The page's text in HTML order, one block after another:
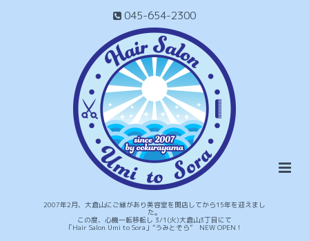
045-654-2300
2007年2月、大倉山にご縁があり美容室を開店してから15年を迎えまし
た。
この度、心機一転移転し 3/1(火)大倉山3丁目にて
「Hair Salon Umi to Sora」“うみとそら” NEW OPEN！